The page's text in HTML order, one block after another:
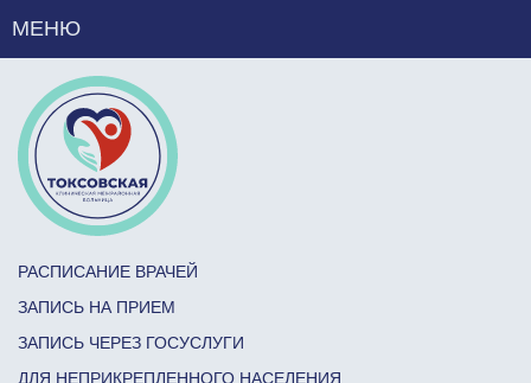
МЕНЮ
РАСПИСАНИЕ ВРАЧЕЙ
ЗАПИСЬ НА ПРИЕМ
ЗАПИСЬ ЧЕРЕЗ ГОСУСЛУГИ
ДЛЯ НЕПРИКРЕПЛЕННОГО НАСЕЛЕНИЯ